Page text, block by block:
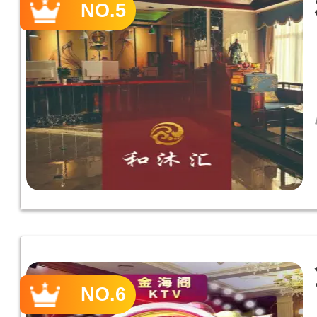
NO.5
NO.6